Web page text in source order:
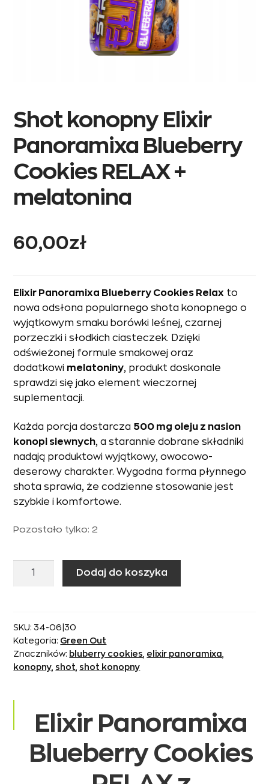
Shot konopny Elixir
Panoramixa Blueberry
Cookies RELAX +
melatonina
60,00zł
Elixir Panoramixa Blueberry Cookies Relax to
nowa odsłona popularnego shota konopnego o
wyjątkowym smaku borówki leśnej, czarnej
porzeczki i słodkich ciasteczek. Dzięki
odświeżonej formule smakowej oraz
dodatkowi melatoniny, produkt doskonale
sprawdzi się jako element wieczornej
suplementacji.
Każda porcja dostarcza 500 mg oleju z nasion
konopi siewnych, a starannie dobrane składniki
nadają produktowi wyjątkowy, owocowo-
deserowy charakter. Wygodna forma płynnego
shota sprawia, że codzienne stosowanie jest
szybkie i komfortowe.
Pozostało tylko: 2
ilość
Panoramixa
Blueberry
Cookies
RELAX
melatonina
Dodaj do koszyka
SKU: 34-06|30
Kategoria: Green Out
Znaczników: bluberry cookies elixir panoramixa
konopny shot shot konopny
Elixir Panoramixa
Blueberry Cookies